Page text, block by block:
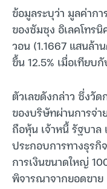
ข้อมูลระบุว่า มูลค่าก
ของซัมซุง อิเลคโทร
วอน (1.1667 แสนล้า
ขึ้น 12.5% เมื่อเทียบ
ตัวเลขดังกล่าว ซึ่งวัด
ของบริษัทผ่านการจ่า
ถือหุ้น เจ้าหนี้ รัฐบาล
ประกอบการทางธุรกิ
การเงินขนาดใหญ่
พิจารณาจากยอดขาย